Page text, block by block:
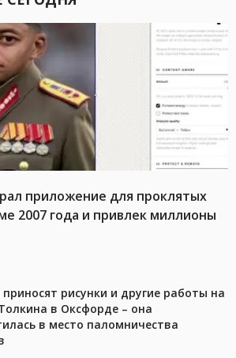
приложение для проклятых
2007 года и привлек миллионы
рисунки и другие работы на
в Оксфорде – она
в место паломничества